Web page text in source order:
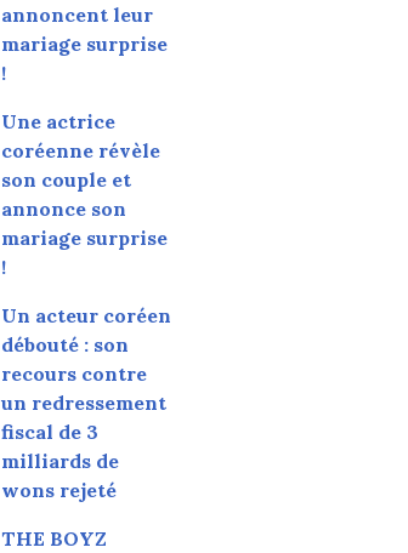
annoncent leur
mariage surprise
!
Une actrice
coréenne révèle
son couple et
annonce son
mariage surprise
!
Un acteur coréen
débouté : son
recours contre
un redressement
fiscal de 3
milliards de
wons rejeté
THE BOYZ